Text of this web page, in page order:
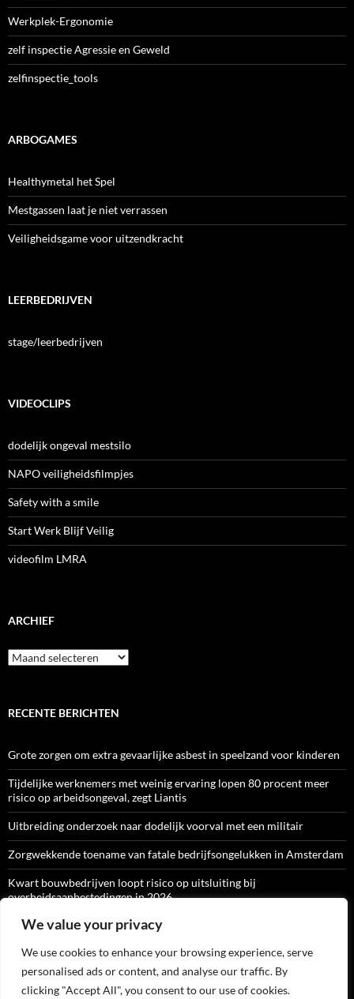
We value your privacy
We use cookies to enhance your browsing experience, serve
personalised ads or content, and analyse our traffic. By
clicking "Accept All", you consent to our use of cookies.
Werkplek-Ergonomie
zelf inspectie Agressie en Geweld
zelfinspectie_tools
ARBOGAMES
Healthymetal het Spel
Mestgassen laat je niet verrassen
Veiligheidsgame voor uitzendkracht
LEERBEDRIJVEN
stage/leerbedrijven
VIDEOCLIPS
dodelijk ongeval mestsilo
NAPO veiligheidsfilmpjes
Safety with a smile
Start Werk Blijf Veilig
videofilm LMRA
ARCHIEF
Archief
RECENTE BERICHTEN
Grote zorgen om extra gevaarlijke asbest in speelzand voor kinderen
Tijdelijke werknemers met weinig ervaring lopen 80 procent meer
risico op arbeidsongeval, zegt Liantis
Uitbreiding onderzoek naar dodelijk voorval met een militair
Zorgwekkende toename van fatale bedrijfsongelukken in Amsterdam
Kwart bouwbedrijven loopt risico op uitsluiting bij
overheidsaanbestedingen in 2026
ARBO-CATALOGI